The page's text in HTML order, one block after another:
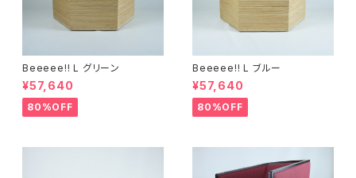
Beeeee!! L グリーン
¥57,640
80%OFF
Beeeee!! L ブルー
¥57,640
80%OFF